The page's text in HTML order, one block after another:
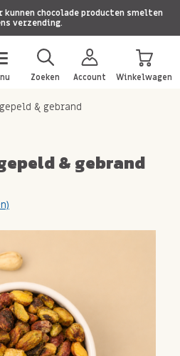
chocolade producten smelten
verzending.
Zoeken Account Winkelwagen
& gebrand
& gebrand